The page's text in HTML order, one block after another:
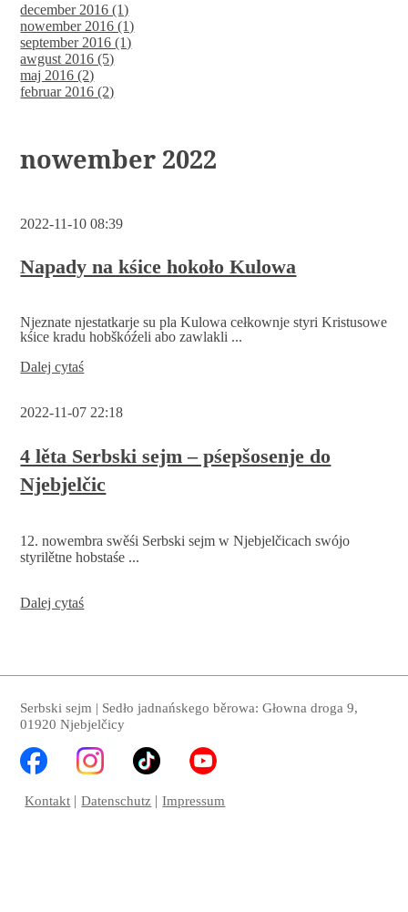
december 2016 (1)
nowember 2016 (1)
september 2016 (1)
awgust 2016 (5)
maj 2016 (2)
februar 2016 (2)
nowember 2022
2022-11-10 08:39
Napady na kśice hokoło Kulowa
Njeznate njestatkarje su pla Kulowa cełkownje styri Kristusowe
kśice kradu hobškóźeli abo zawlakli ...
Dalej cytaśNapady
hokoło
2022-11-07 22:18
4 lěta Serbski sejm – pśepšosenje do
Njebjelčic
12. nowembra swěśi Serbski sejm w Njebjelčicach swójo
styrilětne hobstaśe ...
Dalej cytaś4
do
Njebjelčic
Serbski sejm | Sedło jadnańskego běrowa: Głowna droga 9,
01920 Njebjelčicy
Kontakt Datenschutz Impressum